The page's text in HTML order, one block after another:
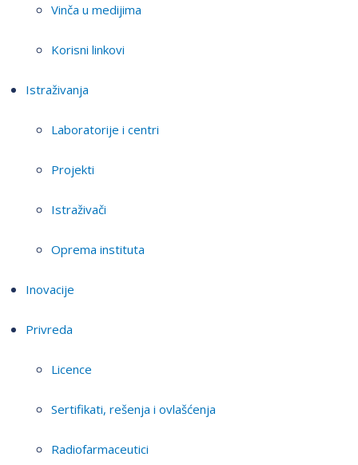
Vinča u medijima
Korisni linkovi
Istraživanja
Laboratorije i centri
Projekti
Istraživači
Oprema instituta
Inovacije
Privreda
Licence
Sertifikati, rešenja i ovlašćenja
Radiofarmaceutici